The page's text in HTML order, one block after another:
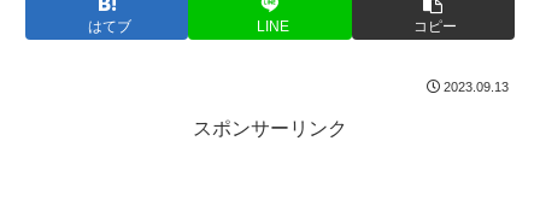
はてブ LINE コピー
2023.09.13
スポンサーリンク